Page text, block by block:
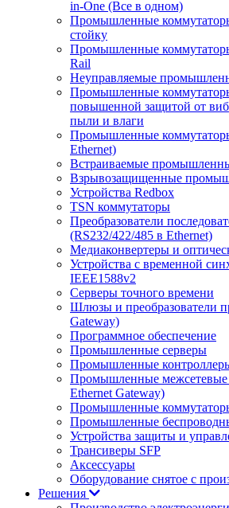
in-One (Все в одном)
Промышленные
стойку
Промышленные
Rail
Неуправляемые
Промышленные
повышенной защитой от
пыли и влаги
Промышленные
Ethernet)
Встраиваемые
Взрывозащищенные
Устройства Redbox
TSN коммутаторы
Преобразователи
(RS232/422/485 в Ethernet)
Медиаконвертеры и
Устройства с временной
IEEE1588v2
Серверы точного времени
Шлюзы и преобразователи
Gateway)
Программное обеспечение
Промышленные серверы
Промышленные
Промышленные межсетевые
Ethernet Gateway)
Промышленные
Промышленные
Устройства защиты и
Трансиверы SFP
Аксессуары
Оборудование снятое с
Решения